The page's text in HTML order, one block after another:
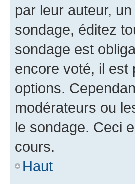
par leur auteur,
sondage, éditez
sondage est
encore voté, il est
options.
modérateurs ou
le sondage. Ceci
cours.
Haut